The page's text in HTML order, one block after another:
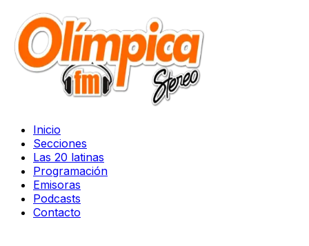
Inicio
Secciones
Las 20 latinas
Programación
Emisoras
Podcasts
Contacto